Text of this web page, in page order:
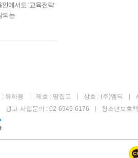
인에서도 ‘교육전략
되는
: 유하용 제호 : 땅집고 상호 : (주)엠딕
광고·사업문의 : 02-6949-6176
청소년보호